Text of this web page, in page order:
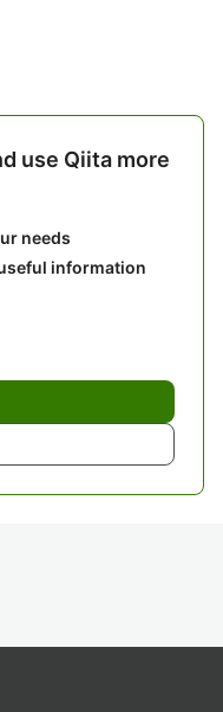
use Qiita more
needs
information